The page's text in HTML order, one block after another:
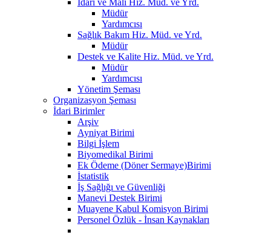
Müdür
Yardımcısı
Sağlık Bakım Hiz. Müd. ve Yrd.
Müdür
Destek ve Kalite Hiz. Müd. ve Yrd.
Müdür
Yardımcısı
Yönetim Şeması
Organizasyon Şeması
İdari Birimler
Arşiv
Ayniyat Birimi
Bilgi İşlem
Biyomedikal Birimi
Ek Ödeme (Döner Sermaye)Birimi
İstatistik
İş Sağlığı ve Güvenliği
Manevi Destek Birimi
Muayene Kabul Komisyon Birimi
Personel Özlük - İnsan Kaynakları